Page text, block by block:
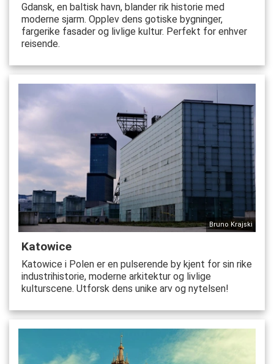
Gdansk, en baltisk havn, blander rik historie med
moderne sjarm. Opplev dens gotiske bygninger,
fargerike fasader og livlige kultur. Perfekt for enhver
reisende.
Bruno Krajski
Katowice
Katowice i Polen er en pulserende by kjent for sin rike
industrihistorie, moderne arkitektur og livlige
kulturscene. Utforsk dens unike arv og nytelsen!